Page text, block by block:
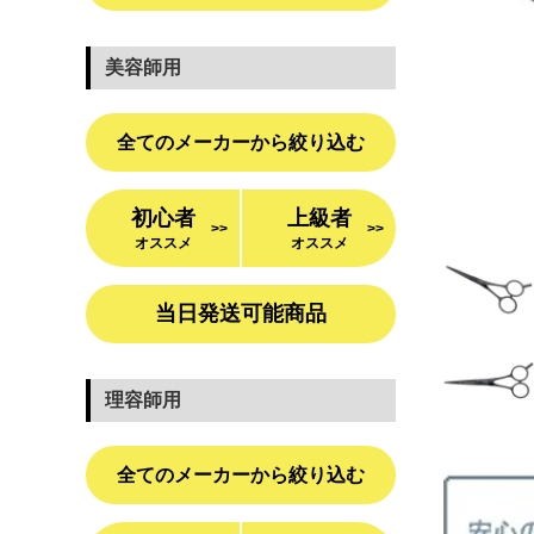
美容師用
全てのメーカーから絞り込む
初心者
オススメ
>> 上級者
オススメ
>>
当日発送可能商品
理容師用
全てのメーカーから絞り込む